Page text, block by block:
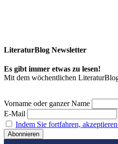
LiteraturBlog Newsletter
Es gibt immer etwas zu lesen!
Mit dem wöchentlichen
Vorname oder ganzer Name
E-Mail
Indem Sie fortfahren,